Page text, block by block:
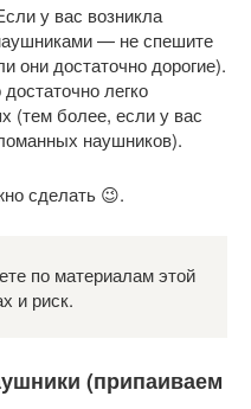
у вас возникла
— не спешите
они достаточно дорогие).
легко
(тем более, если у вас
наушников).
сделать 😉.
по материалам этой
и риск.
(припаиваем